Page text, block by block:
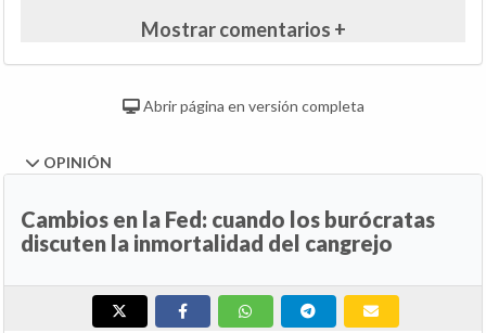
Mostrar comentarios +
Abrir página en versión completa
OPINIÓN
Cambios en la Fed: cuando los burócratas
discuten la inmortalidad del cangrejo